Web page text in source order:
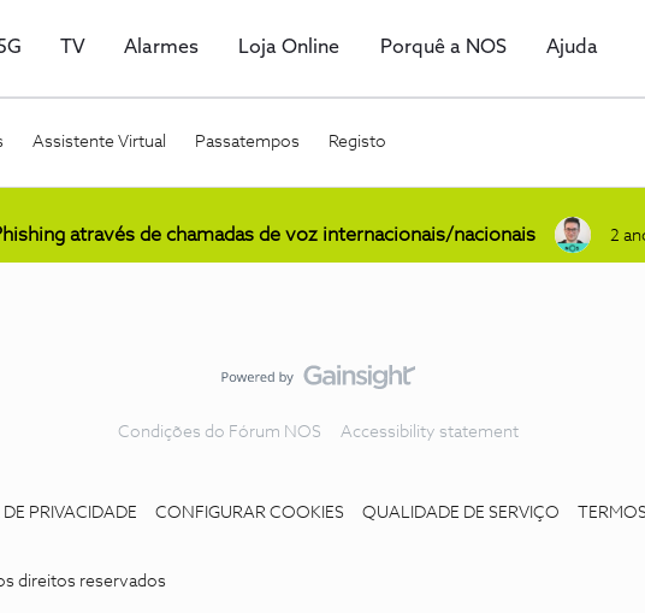
TV Alarmes Loja Online Porquê a NOS Ajuda
Assistente Virtual Passatempos Registo
através de chamadas de voz internacionais/nacionais 2
Condições do Fórum NOS Accessibility statement
PRIVACIDADE CONFIGURAR COOKIES QUALIDADE DE SERVIÇO
direitos reservados